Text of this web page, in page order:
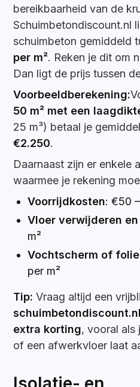
bereikbaarheid van de
Schuimbetondiscount.nl
schuimbeton gemiddeld
per m². Reken je dit om
Dan ligt de prijs tussen
Voorbeeldberekening:
50 m² met een
25 m³) betaal je
€2.250.
Daarnaast zijn er enkele
waarmee je rekening
Voorrijdkosten: €50
Vloer verwijderen
m²
Vochtscherm of
per m²
Tip: Vraag altijd een
schuimbetondiscount.nl
extra korting, vooral als
of een afwerkvloer laat